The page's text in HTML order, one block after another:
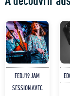
FEDJ19 JAM
SESSION AVEC